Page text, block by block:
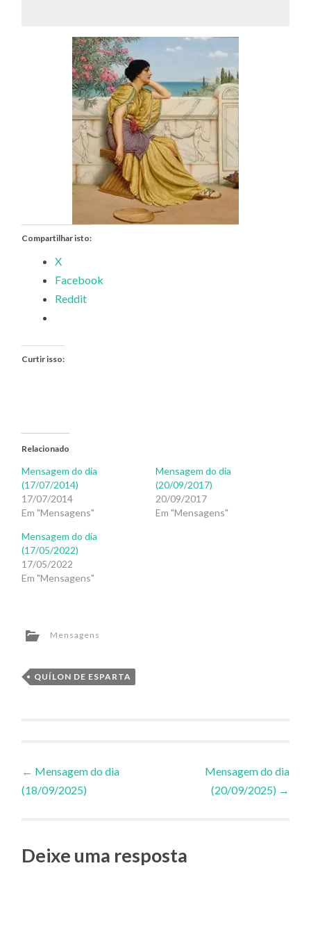
Compartilhar isto:
X
Facebook
Reddit
Curtir isso:
Relacionado
Mensagem do dia
(17/07/2014)
17/07/2014
Em "Mensagens"
Mensagem do dia
(20/09/2017)
20/09/2017
Em "Mensagens"
Mensagem do dia
(17/05/2022)
17/05/2022
Em "Mensagens"
Mensagens
QUÍLON DE ESPARTA
Navegação
de
Posts
← Mensagem do dia
(18/09/2025)
Mensagem do dia
(20/09/2025) →
Deixe uma resposta